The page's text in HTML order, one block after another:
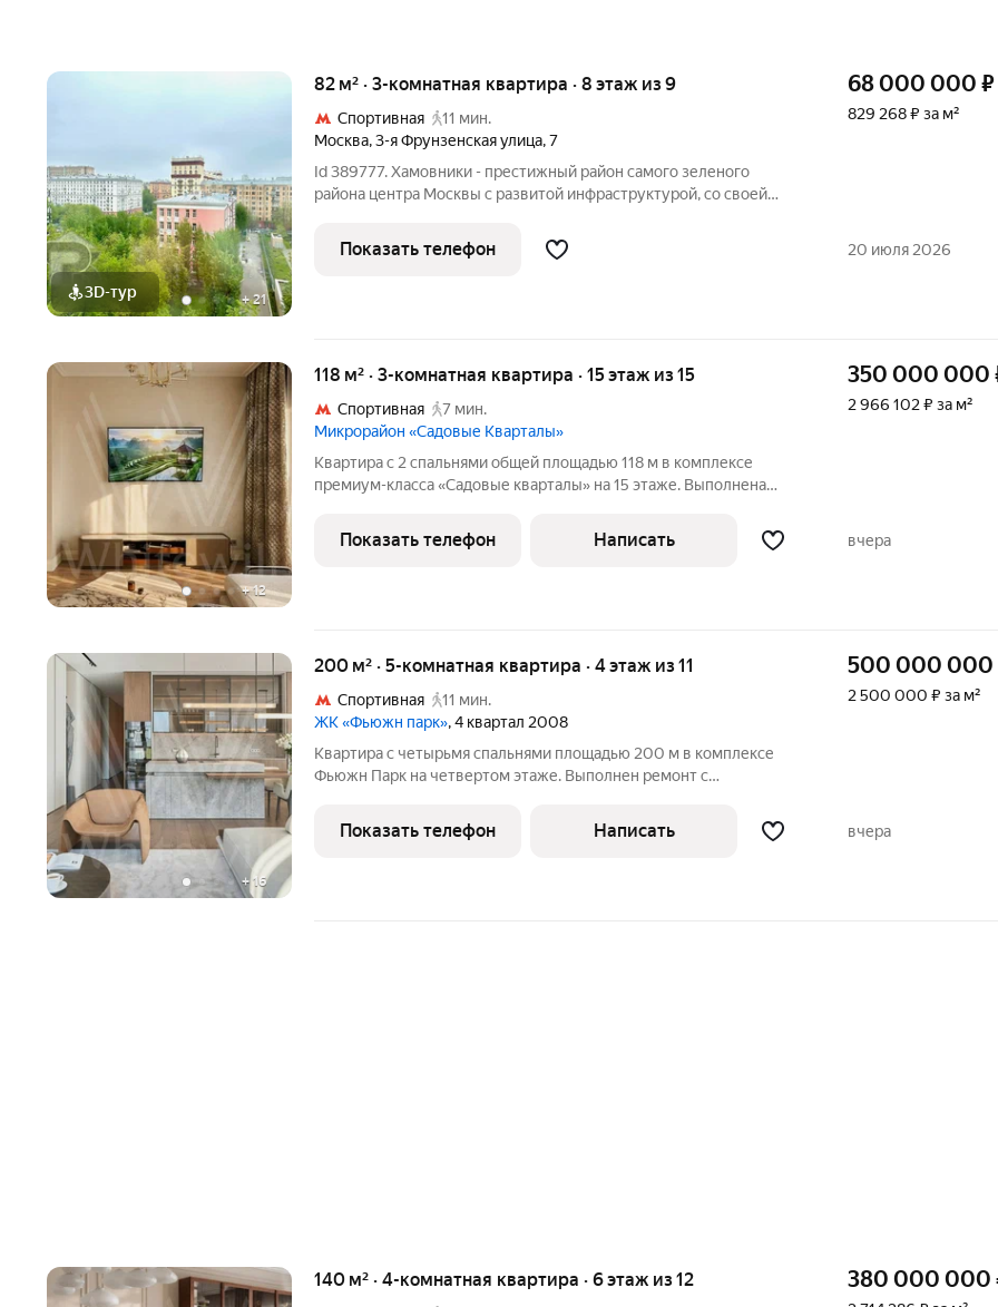
3D-тур +21
82 м² · 3-комнатная квартира · 8 этаж из 9
Спортивная
11 мин.
Москва,3-я Фрунзенская улица,7
Id 389777. Хамовники - престижный район самого зеленого
района центра Москвы с развитой инфраструктурой, со своей
просторная трёхкомнатная квартира по адресу Москва,
Хамовники, 3-я Фрунзенская
68 000 000 ₽
829 268 ₽ за м²
Показать телефон 20 июля 2026
+12
118 м² · 3-комнатная квартира · 15 этаж из 15
Спортивная
7 мин.
Микрорайон «Садовые Кварталы»
Квартира с 2 спальнями общей площадью 118 м в комплексе
премиум-класса «Садовые кварталы» на 15 этаже. Выполнена
система индивидуального кондиционирования. Планировка
включает кухню-гостиную с
350 000 000
2 966 102 ₽ за м²
Показать телефон Написать вчера
+ 16
200 м² · 5-комнатная квартира · 4 этаж из 11
Спортивная
11 мин.
ЖК «Фьюжн парк», 4 квартал 2008
Квартира с четырьмя спальнями площадью 200 м в комплексе
Фьюжн Парк на четвертом этаже. Выполнен ремонт с
сатинированная сталь, декоративная штукатурка. На полу
выложены инженерная доска из дуба и
500 000 000
2 500 000 ₽ за м²
Показать телефон Написать вчера
140 м² · 4-комнатная квартира · 6 этаж из 12 380 000 000